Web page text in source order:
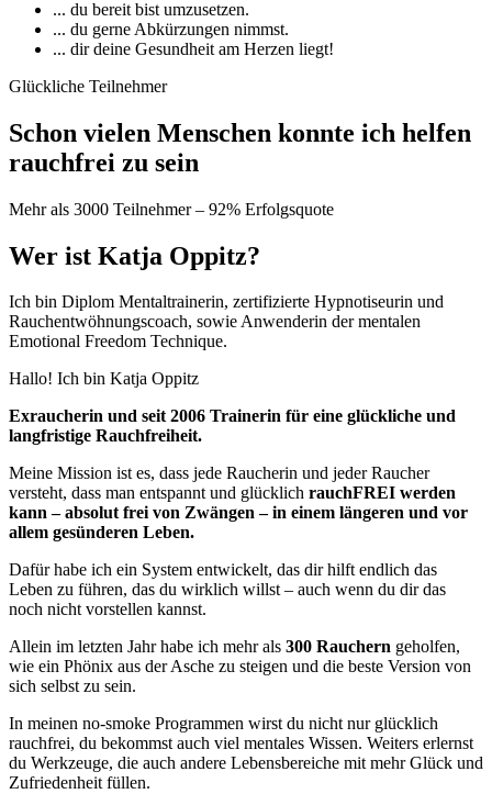
... du bereit bist umzusetzen.
... du gerne Abkürzungen nimmst.
... dir deine Gesundheit am Herzen liegt!
Glückliche Teilnehmer
Schon vielen Menschen konnte ich helfen
rauchfrei zu sein
Mehr als 3000 Teilnehmer – 92% Erfolgsquote
Wer ist Katja Oppitz?
Ich bin Diplom Mentaltrainerin, zertifizierte Hypnotiseurin und
Rauchentwöhnungscoach, sowie Anwenderin der mentalen
Emotional Freedom Technique.
Hallo! Ich bin Katja Oppitz
Exraucherin und seit 2006 Trainerin für eine glückliche und
langfristige Rauchfreiheit.
Meine Mission ist es, dass jede Raucherin und jeder Raucher
versteht, dass man entspannt und glücklich rauchFREI werden
kann – absolut frei von Zwängen – in einem längeren und vor
allem gesünderen Leben.
Dafür habe ich ein System entwickelt, das dir hilft endlich das
Leben zu führen, das du wirklich willst – auch wenn du dir das
noch nicht vorstellen kannst.
Allein im letzten Jahr habe ich mehr als 300 Rauchern geholfen,
wie ein Phönix aus der Asche zu steigen und die beste Version von
sich selbst zu sein.
In meinen no-smoke Programmen wirst du nicht nur glücklich
rauchfrei, du bekommst auch viel mentales Wissen. Weiters erlernst
du Werkzeuge, die auch andere Lebensbereiche mit mehr Glück und
Zufriedenheit füllen.